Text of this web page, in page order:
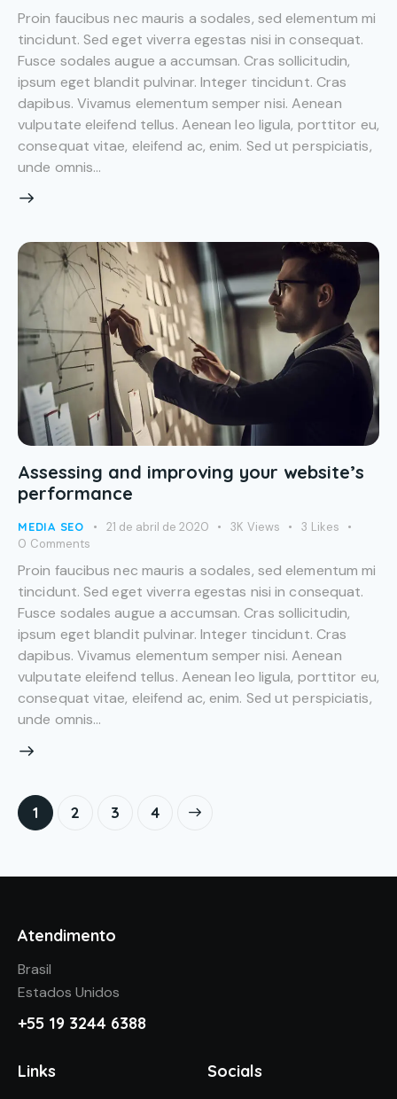
Proin faucibus nec mauris a sodales, sed elementum mi
tincidunt. Sed eget viverra egestas nisi in consequat.
Fusce sodales augue a accumsan. Cras sollicitudin,
ipsum eget blandit pulvinar. Integer tincidunt. Cras
dapibus. Vivamus elementum semper nisi. Aenean
vulputate eleifend tellus. Aenean leo ligula, porttitor eu,
consequat vitae, eleifend ac, enim. Sed ut perspiciatis,
unde omnis…
Assessing and improving your website’s
performance
MEDIA SEO 21 de abril de 2020 3K Views 3 Likes
0 Comments
Proin faucibus nec mauris a sodales, sed elementum mi
tincidunt. Sed eget viverra egestas nisi in consequat.
Fusce sodales augue a accumsan. Cras sollicitudin,
ipsum eget blandit pulvinar. Integer tincidunt. Cras
dapibus. Vivamus elementum semper nisi. Aenean
vulputate eleifend tellus. Aenean leo ligula, porttitor eu,
consequat vitae, eleifend ac, enim. Sed ut perspiciatis,
unde omnis…
1 2 3 4
Atendimento
Brasil
Estados Unidos
+55 19 3244 6388
Links Socials